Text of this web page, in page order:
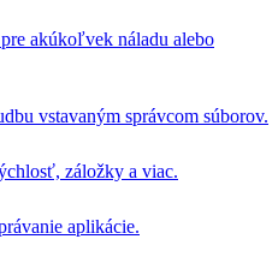
akúkoľvek náladu alebo
vstavaným správcom súborov.
záložky a viac.
aplikácie.